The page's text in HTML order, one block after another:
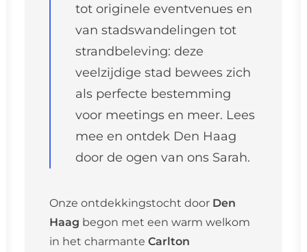
tot originele eventvenues en
van stadswandelingen tot
strandbeleving: deze
veelzijdige stad bewees zich
als perfecte bestemming
voor meetings en meer. Lees
mee en ontdek Den Haag
door de ogen van ons Sarah.
Onze ontdekkingstocht door Den
Haag begon met een warm welkom
in het charmante Carlton